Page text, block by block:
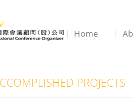
Home
PROJECTS